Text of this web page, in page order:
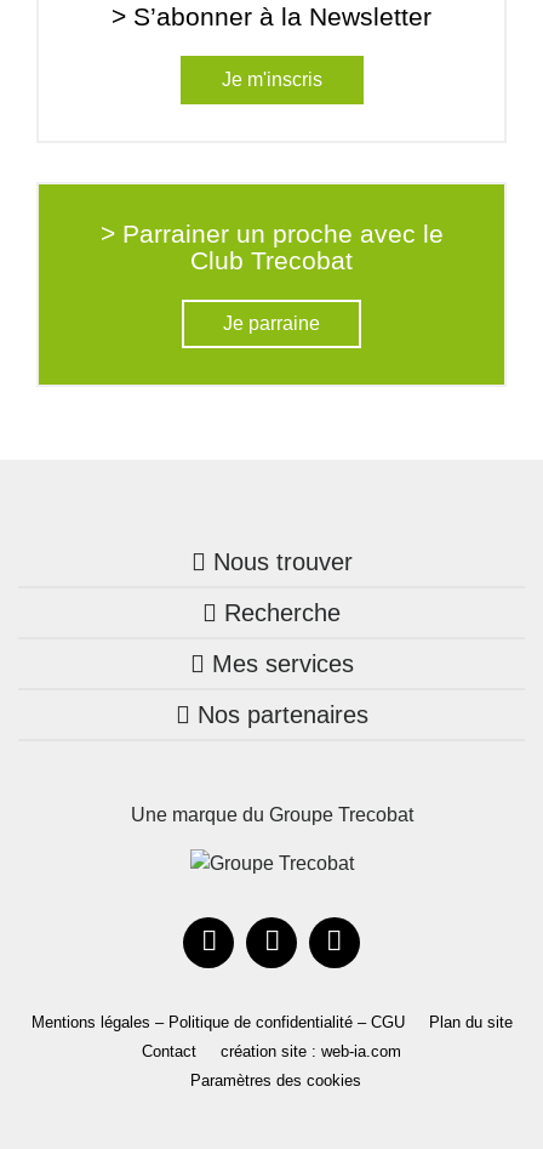
> S’abonner à la Newsletter
Je m'inscris
> Parrainer un proche avec le
Club Trecobat
Je parraine
Nous trouver
Trouver une agence
Bretagne
Pays de la Loire
Occitanie
Recherche
Nos annonces
Maison + terrain
Mes services
Mon compte Trecobois
Parrainez un proche!
Nos partenaires
Une marque du Groupe Trecobat
Mentions légales – Politique de confidentialité – CGU
Plan du site
Contact
création site : web-ia.com
Paramètres des cookies